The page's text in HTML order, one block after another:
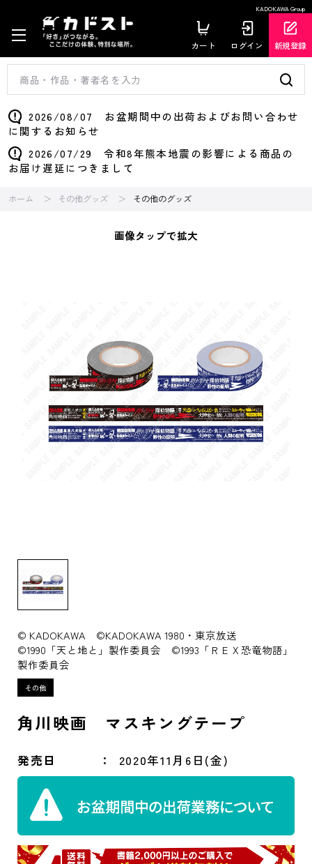
KADOKAWA Group
カート ログイン 新規登録
2026/08/07 お盆期間中の出荷およびお問い合わせ
に関するお知らせ
2026/07/29 令和8年熊本地震の影響による商品の
お届け遅延につきまして
ホーム その他グッズ その他のグッズ
画像タップで拡大
© KADOKAWA ©KADOKAWA 1980・東京放送
©1990「天と地と」製作委員会 ©1993「ＲＥＸ恐竜物語」
製作委員会
角川映画 マスキングテープ
発売日 2020年11月6日(金)